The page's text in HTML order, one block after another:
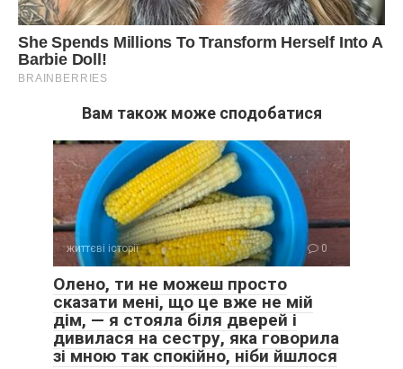
Вам також може сподобатися
життєві історії 0
Олено, ти не можеш просто
сказати мені, що це вже не мій
дім, — я стояла біля дверей і
дивилася на сестру, яка говорила
зі мною так спокійно, ніби йшлося